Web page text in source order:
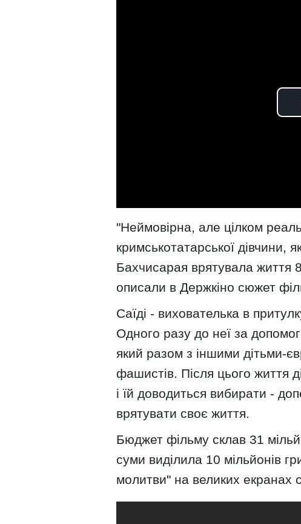
"Неймовірна, але цілком
кримськотатарської дівчини,
Бахчисарая врятувала життя
описали в Держкіно сюжет
Саїді - вихователька в
Одного разу до неї за
який разом з іншими дітьми-
фашистів. Після цього життя
і їй доводиться вибирати -
врятувати своє життя.
Бюджет фільму склав 31
суми виділила 10 мільйонів
молитви" на великих екранах